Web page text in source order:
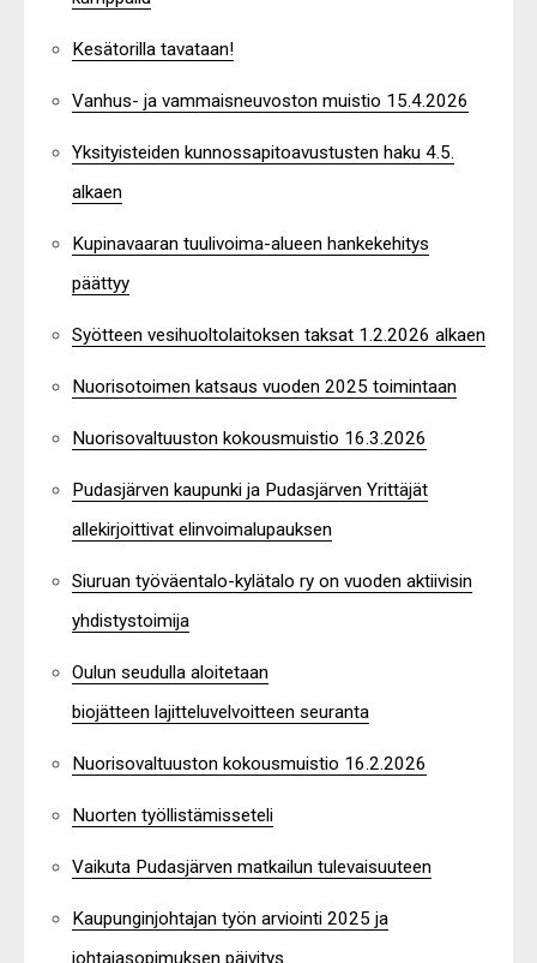
Kesätorilla tavataan!
Vanhus- ja vammaisneuvoston muistio 15.4.2026
Yksityisteiden kunnossapitoavustusten haku 4.5.
alkaen
Kupinavaaran tuulivoima-alueen hankekehitys
päättyy
Syötteen vesihuoltolaitoksen taksat 1.2.2026 alkaen
Nuorisotoimen katsaus vuoden 2025 toimintaan
Nuorisovaltuuston kokousmuistio 16.3.2026
Pudasjärven kaupunki ja Pudasjärven Yrittäjät
allekirjoittivat elinvoimalupauksen
Siuruan työväentalo-kylätalo ry on vuoden aktiivisin
yhdistystoimija
Oulun seudulla aloitetaan
biojätteen lajitteluvelvoitteen seuranta
Nuorisovaltuuston kokousmuistio 16.2.2026
Nuorten työllistämisseteli
Vaikuta Pudasjärven matkailun tulevaisuuteen
Kaupunginjohtajan työn arviointi 2025 ja
johtajasopimuksen päivitys